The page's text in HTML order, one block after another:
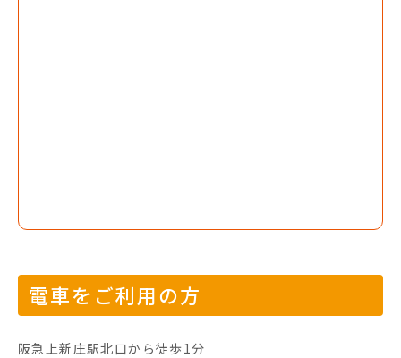
電車をご利用の方
阪急上新庄駅北口から徒歩1分